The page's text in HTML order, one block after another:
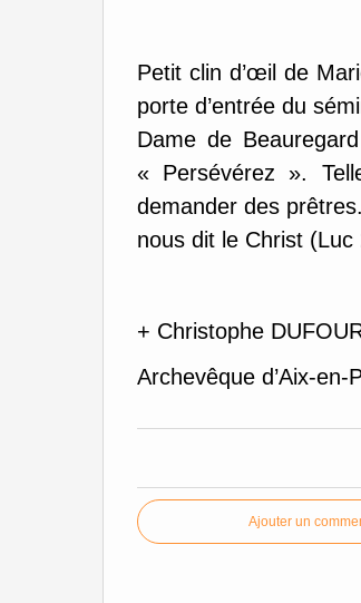
Petit clin d’œil de
porte d’entrée du
Dame de
« Persévérez ».
demander des
nous dit le Christ (Luc
+ Christophe
Archevêque d’Aix-en-
Ajouter un